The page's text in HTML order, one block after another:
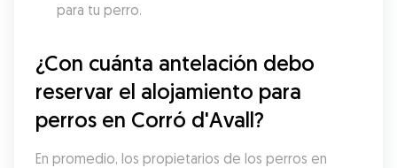
para tu perro.
¿Con cuánta antelación debo
reservar el alojamiento para
perros en Corró d'Avall?
En promedio, los propietarios de los perros en